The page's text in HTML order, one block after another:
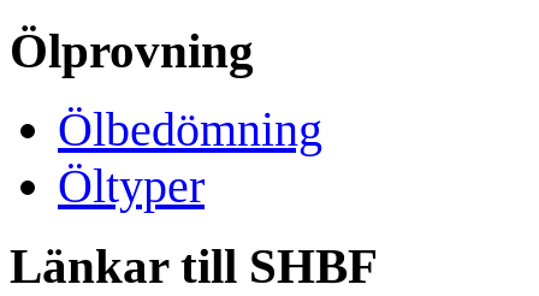
Ölprovning
Ölbedömning
Öltyper
Länkar till SHBF